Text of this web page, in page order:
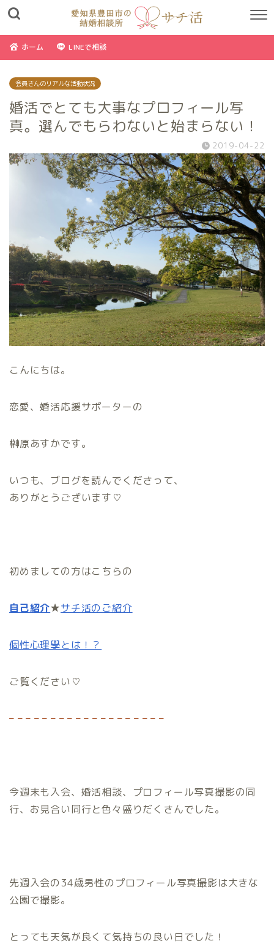
ホーム LINEで相談
会員さんのリアルな活動状況
婚活でとても大事なプロフィール写
真。選んでもらわないと始まらない！
2019-04-22
こんにちは。
恋愛、婚活応援サポーターの
榊原あすかです。
いつも、ブログを読んでくださって、
ありがとうございます♡
初めましての方はこちらの
自己紹介★サチ活のご紹介
個性心理學とは！？
ご覧ください♡
– – – – – – – – – – – – – – – – – – –
今週末も入会、婚活相談、プロフィール写真撮影の同
行、お見合い同行と色々盛りだくさんでした。
先週入会の34歳男性のプロフィール写真撮影は大きな
公園で撮影。
とっても天気が良くて気持ちの良い日でした！